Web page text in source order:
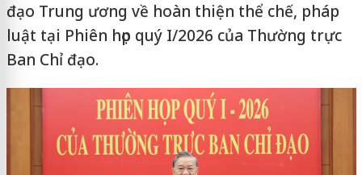
đạo Trung ương về hoàn thiện thể chế, pháp
luật tại Phiên họp quý I/2026 của Thường trực
Ban Chỉ đạo.